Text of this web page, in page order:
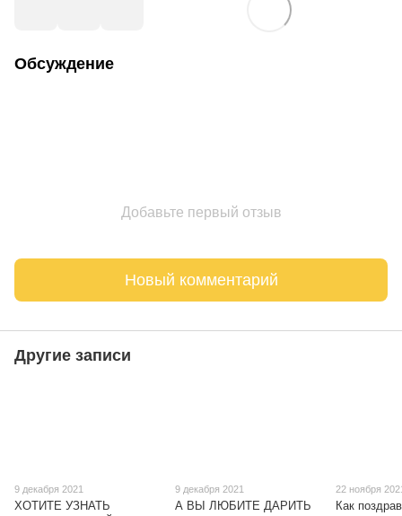
Обсуждение
Добавьте первый отзыв
Новый комментарий
Другие записи
9 декабря 2021
ХОТИТЕ УЗНАТЬ
9 декабря 2021
А ВЫ ЛЮБИТЕ ДАРИТЬ
22 ноября
Как